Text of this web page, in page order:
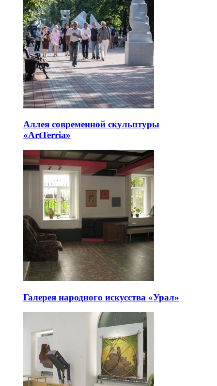
Аллея современной скульптуры
«ArtTerria»
Галерея народного искусства «Урал»